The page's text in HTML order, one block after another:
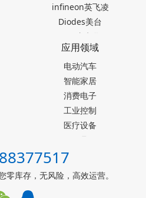
infineon英飞凌
Diodes美台
TDK东电化
SEIKO精工
Akm旭化成
Melexis迈来芯
NICERA尼塞拉
TI德州仪器
台产松术songhall
ST意法半导体
罗姆ROHM
应用领域
电动汽车
智能家居
消费电子
工业控制
医疗设备
仪器仪表
能源设施
零库存，无风险，高效运营。